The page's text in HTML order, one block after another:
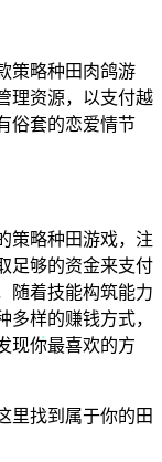
策略种田肉鸽游
理资源，以支付越
俗套的恋爱情节
策略种田游戏，注
足够的资金来支付
随着技能构筑能力
样的赚钱方式，
现你最喜欢的方
里找到属于你的田